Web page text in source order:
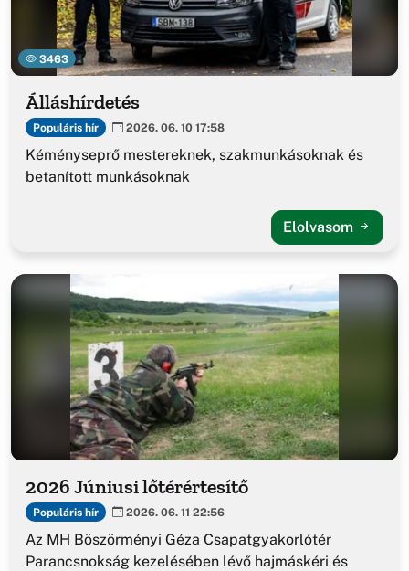
3463
Álláshírdetés
Populáris hír 2026. 06. 10 17:58
Kéményseprő mestereknek, szakmunkásoknak és
betanított munkásoknak
Elolvasom
2026 Júniusi lőtérértesítő
Populáris hír 2026. 06. 11 22:56
Az MH Böszörményi Géza Csapatgyakorlótér
Parancsnokság kezelésében lévő hajmáskéri és